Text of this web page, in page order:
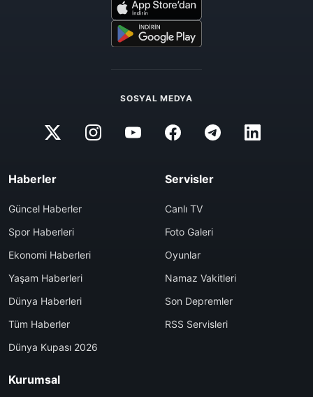
SOSYAL MEDYA
Haberler
Güncel Haberler
Spor Haberleri
Ekonomi Haberleri
Yaşam Haberleri
Dünya Haberleri
Tüm Haberler
Dünya Kupası 2026
Servisler
Canlı TV
Foto Galeri
Oyunlar
Namaz Vakitleri
Son Depremler
RSS Servisleri
Kurumsal